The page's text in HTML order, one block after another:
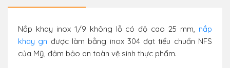
Nắp khay inox 1/9 không lỗ có độ cao 25 mm, nắp
khay gn được làm bằng inox 304 đạt tiểu chuẩn NFS
của Mỹ, đảm bảo an toàn vệ sinh thực phẩm.